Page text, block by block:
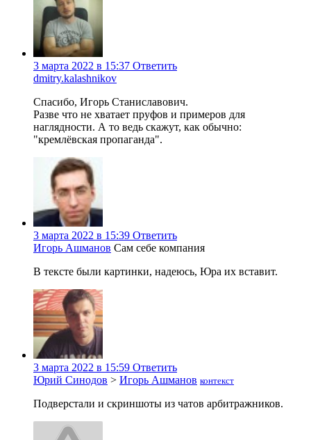
3 марта 2022 в 15:37 Ответить
dmitry.kalashnikov
Спасибо, Игорь Станиславович.
Разве что не хватает пруфов и примеров для
наглядности. А то ведь скажут, как обычно:
"кремлёвская пропаганда".
3 марта 2022 в 15:39 Ответить
Игорь Ашманов Сам себе компания
В тексте были картинки, надеюсь, Юра их вставит.
3 марта 2022 в 15:59 Ответить
Юрий Синодов > Игорь Ашманов контекст
Подверстали и скриншоты из чатов арбитражников.